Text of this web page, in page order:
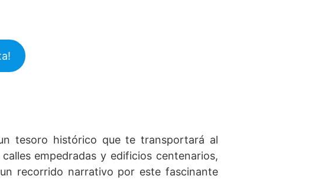
tesoro histórico que te transportará al
empedradas y edificios centenarios,
recorrido narrativo por este fascinante